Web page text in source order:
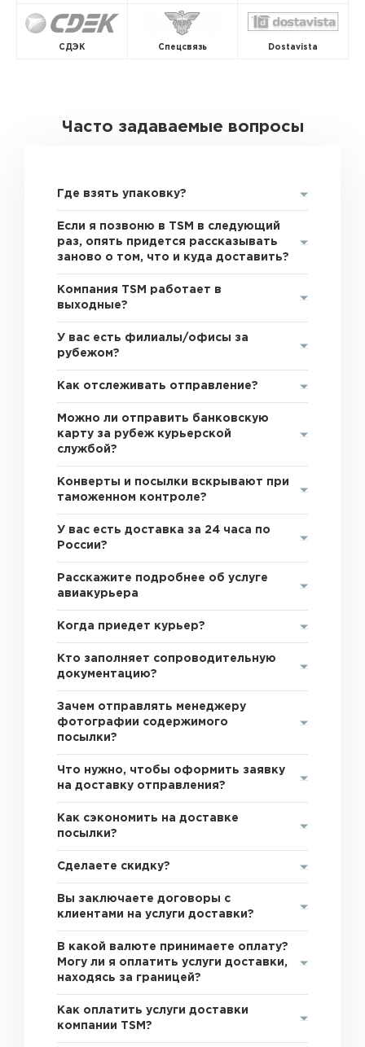
СДЭК Спецсвязь Dostavista
Часто задаваемые вопросы
Где взять упаковку?
Если я позвоню в TSM в следующий
раз, опять придется рассказывать
заново о том, что и куда доставить?
Компания TSM работает в
выходные?
У вас есть филиалы/офисы за
рубежом?
Как отслеживать отправление?
Можно ли отправить банковскую
карту за рубеж курьерской
службой?
Конверты и посылки вскрывают при
таможенном контроле?
У вас есть доставка за 24 часа по
России?
Расскажите подробнее об услуге
авиакурьера
Когда приедет курьер?
Кто заполняет сопроводительную
документацию?
Зачем отправлять менеджеру
фотографии содержимого
посылки?
Что нужно, чтобы оформить заявку
на доставку отправления?
Как сэкономить на доставке
посылки?
Сделаете скидку?
Вы заключаете договоры с
клиентами на услуги доставки?
В какой валюте принимаете оплату?
Могу ли я оплатить услуги доставки,
находясь за границей?
Как оплатить услуги доставки
компании TSM?